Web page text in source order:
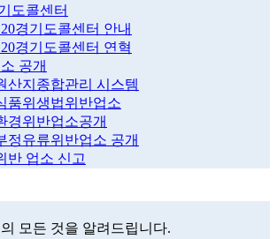
도콜센터
경기도콜센터 안내
경기도콜센터 연혁
공개
산지종합관리 시스템
품위생법위반업소
경위반업소공개
정유류위반업소 공개
반 업소 신고
모든 것을 알려드립니다.